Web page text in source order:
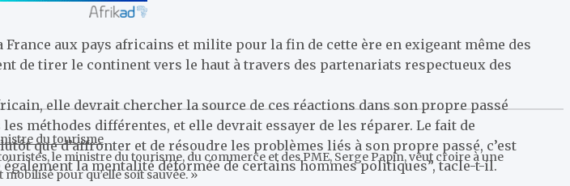
aux pays africains et milite pour la fin de cette ère en exigeant même des
de tirer le continent vers le haut à travers des partenariats respectueux des
elle devrait chercher la source de ces réactions dans son propre passé
méthodes différentes, et elle devrait essayer de les réparer. Le fait de
que d’affronter et de résoudre les problèmes liés à son propre passé, c’est
la mentalité déformée de certains hommes politiques”, tacle-t-il.
du tourisme
le ministre du tourisme, du commerce et des PME, Serge Papin, veut croire à une
pour qu’elle soit sauvée. »